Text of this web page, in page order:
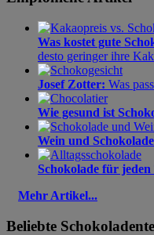
Was kostet gute
desto geringer ihre
Josef Zotter: Was
Wie gesund ist
Wein und
Schokolade für jeden
Mehr Artikel...
Beliebte